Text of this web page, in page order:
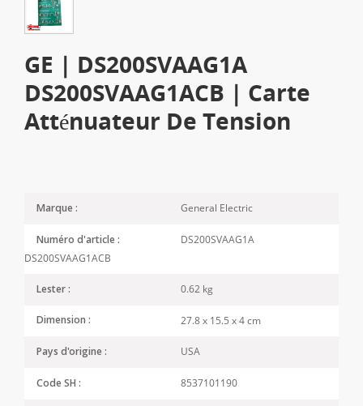
GE | DS200SVAAG1A
DS200SVAAG1ACB | Carte
Atténuateur De Tension
Marque : General Electric
Numéro d'article :
DS200SVAAG1A
DS200SVAAG1ACB
Lester : 0.62 kg
Dimension : 27.8 x 15.5 x 4 cm
Pays d'origine : USA
Code SH : 8537101190